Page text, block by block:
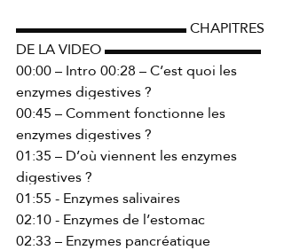
▬▬▬▬▬▬▬▬▬▬▬▬ CHAPITRES
DE LA VIDEO ▬▬▬▬▬▬▬▬▬▬▬
00:00 – Intro 00:28 – C’est quoi les
enzymes digestives ?
00:45 – Comment fonctionne les
enzymes digestives ?
01:35 – D’où viennent les enzymes
digestives ?
01:55 - Enzymes salivaires
02:10 - Enzymes de l’estomac
02:33 – Enzymes pancréatique